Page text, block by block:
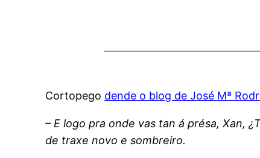
Cortopego dende o blog de José Mª
– E logo pra onde vas tan á présa, Xan,
de traxe novo e sombreiro.